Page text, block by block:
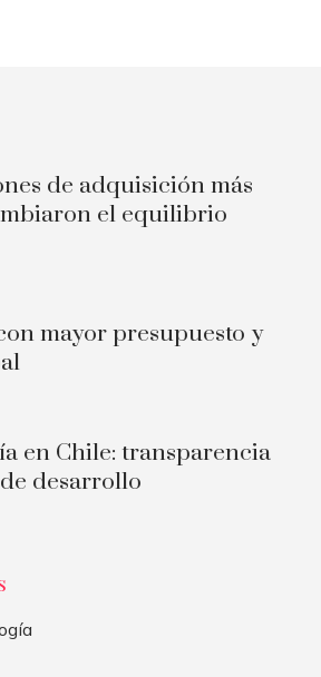
de adquisición más
el equilibrio
mayor presupuesto y
en Chile: transparencia
desarrollo